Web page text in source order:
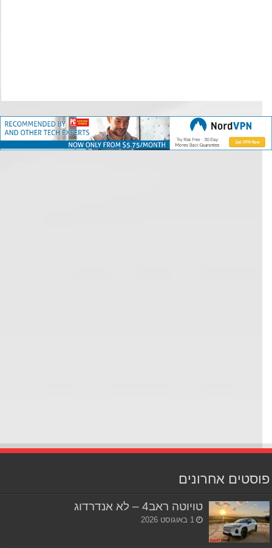
אחרונים
טויוטה ראב4 – לא אנדרדוג
1 באוגוסט 2026